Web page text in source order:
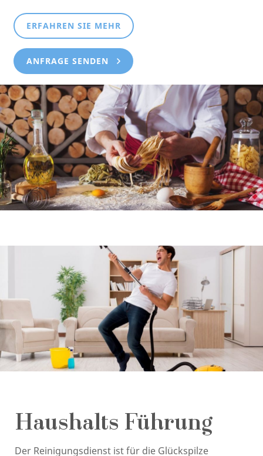
ERFAHREN SIE MEHR
ANFRAGE SENDEN
Haushalts Führung
Der Reinigungsdienst ist für die Glückspilze